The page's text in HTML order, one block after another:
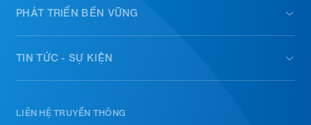
PHÁT TRIỂN BỀN VỮNG
TIN TỨC - SỰ KIỆN
LIÊN HỆ TRUYỀN THÔNG